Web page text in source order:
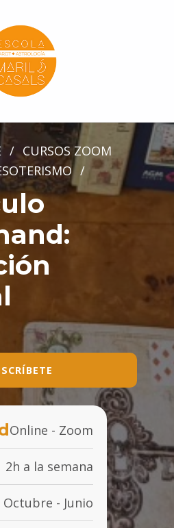
/ CURSOS ZOOM
/
Online - Zoom
2h a la semana
Octubre - Junio